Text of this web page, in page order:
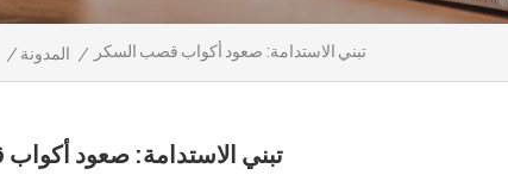
/ المدونة / تبني الاستدامة: صعود أكواب قصب السكر
تبني الاستدامة: صعود